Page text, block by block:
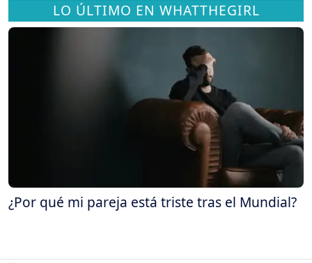
LO ÚLTIMO EN WHATTHEGIRL
¿Por qué mi pareja está triste tras el Mundial?